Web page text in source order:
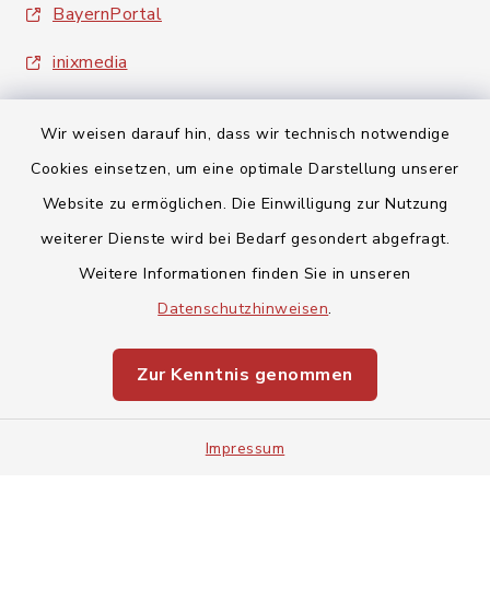
Wir weisen darauf hin, dass wir technisch notwendige
Cookies einsetzen, um eine optimale Darstellung unserer
Website zu ermöglichen. Die Einwilligung zur Nutzung
weiterer Dienste wird bei Bedarf gesondert abgefragt.
Weitere Informationen finden Sie in unseren
Datenschutzhinweisen.
Zur Kenntnis genommen
Impressum
BayernPortal
inixmedia
Barrierefreiheit
Impressum
Sitemap